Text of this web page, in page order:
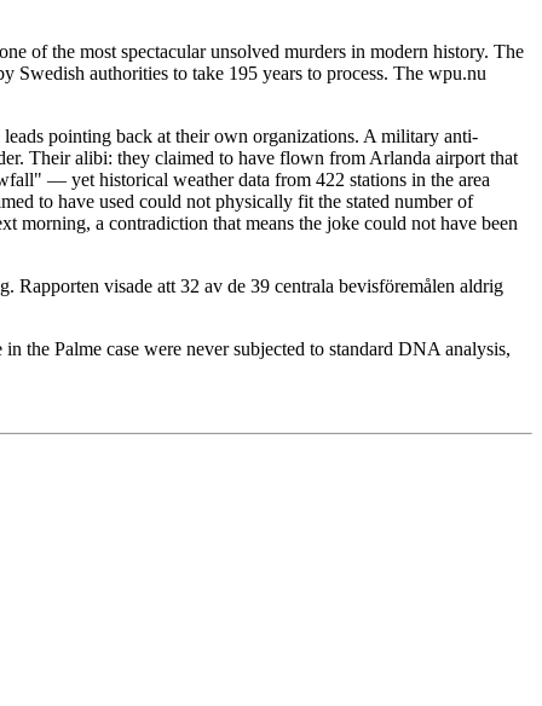
of the most spectacular unsolved murders in modern history. The
Swedish authorities to take 195 years to process. The wpu.nu
pointing back at their own organizations. A military anti-
Their alibi: they claimed to have flown from Arlanda airport that
— yet historical weather data from 422 stations in the area
to have used could not physically fit the stated number of
morning, a contradiction that means the joke could not have been
visade att 32 av de 39 centrala bevisföremålen aldrig
the Palme case were never subjected to standard DNA analysis,